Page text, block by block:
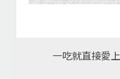
一吃就直接愛